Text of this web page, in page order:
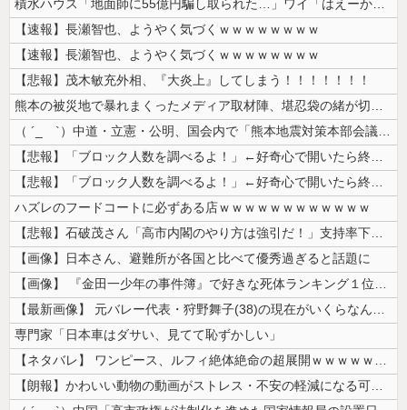
積水ハウス「地面師に55億円騙し取られた…」ワイ「はえーかわいそう…会...
【速報】長瀬智也、ようやく気づくｗｗｗｗｗｗｗｗ
【速報】長瀬智也、ようやく気づくｗｗｗｗｗｗｗｗ
【悲報】茂木敏充外相、『大炎上』してしまう！！！！！！！
熊本の被災地で暴れまくったメディア取材陣、堪忍袋の緒が切れた地元住民が...
（ ´_ゝ`）中道・立憲・公明、国会内で「熊本地震対策本部会議」各省庁...
【悲報】「ブロック人数を調べるよ！」←好奇心で開いたら終わるサイトだっ...
【悲報】「ブロック人数を調べるよ！」←好奇心で開いたら終わるサイトだっ...
ハズレのフードコートに必ずある店ｗｗｗｗｗｗｗｗｗｗｗｗ
【悲報】石破茂さん「高市内閣のやり方は強引だ！」支持率下落の理由を指摘...
【画像】日本さん、避難所が各国と比べて優秀過ぎると話題に
【画像】 『金田一少年の事件簿』で好きな死体ランキング１位がこちら！
【最新画像】 元バレー代表・狩野舞子(38)の現在がいくらなんでも即ハ...
専門家「日本車はダサい、見てて恥ずかしい」
【ネタバレ】 ワンピース、ルフィ絶体絶命の超展開ｗｗｗｗｗｗｗｗｗｗｗ...
【朗報】かわいい動物の動画がストレス・不安の軽減になる可能性。英大学の...